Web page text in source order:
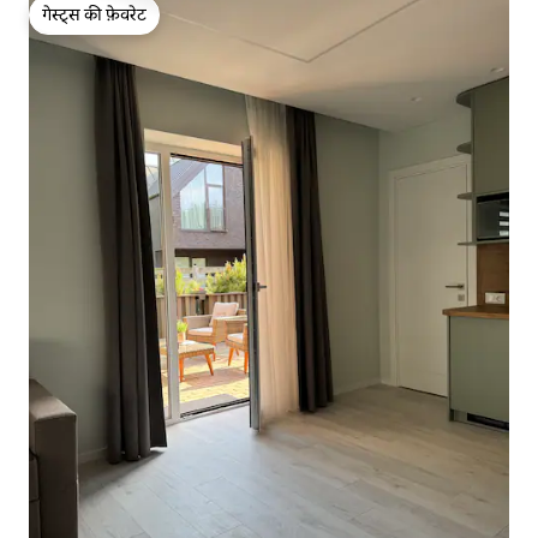
गेस्ट्स की फ़ेवरेट
गेस्ट्स की फ़ेवरेट